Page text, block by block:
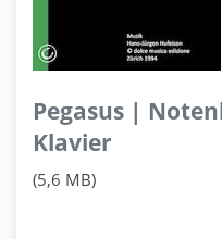
Pegasus |
Klavier
(5,6 MB)